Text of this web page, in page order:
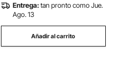
Entrega:tan pronto como Jue.
Ago. 13
Añadir al carrito